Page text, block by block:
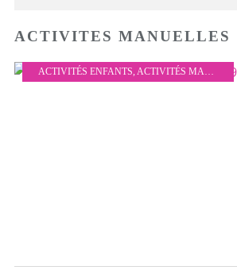
ACTIVITES MANUELLES
ACTIVITÉS ENFANTS ACTIVITÉS MANUELLES